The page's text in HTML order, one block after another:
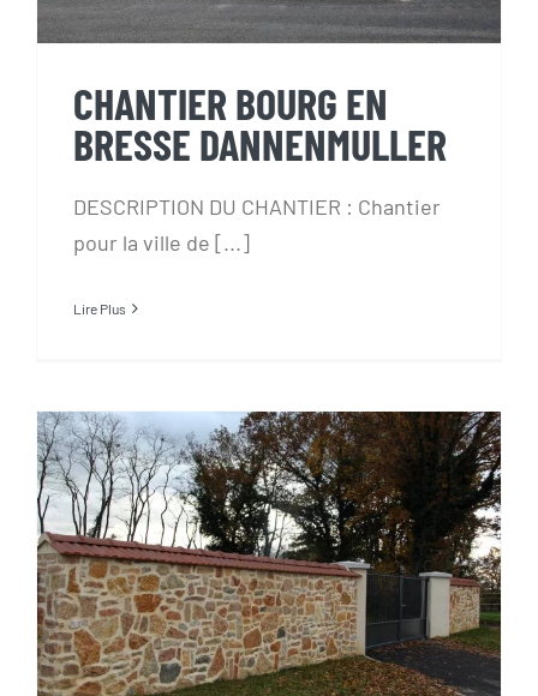
CHANTIER BOURG EN
BRESSE DANNENMULLER
DESCRIPTION DU CHANTIER : Chantier
pour la ville de [...]
Lire Plus
CHANTIER BUELLAS
DANNENMULLER